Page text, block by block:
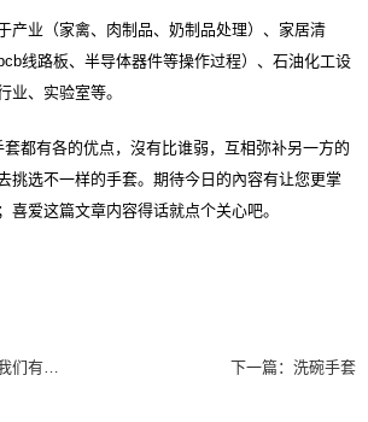
产业（家禽、肉制品、奶制品处理）、家居清
线路板、半导体器件等操作过程）、石油化工设
业、实验室等。
套都有各的优点，沒有比谁弱，互相弥补另一方的
挑选不一样的手套。期待今日的內容有让您更掌
喜爱这篇文章内容得话就点个关心吧。
重要？ 下一篇： 洗碗手套